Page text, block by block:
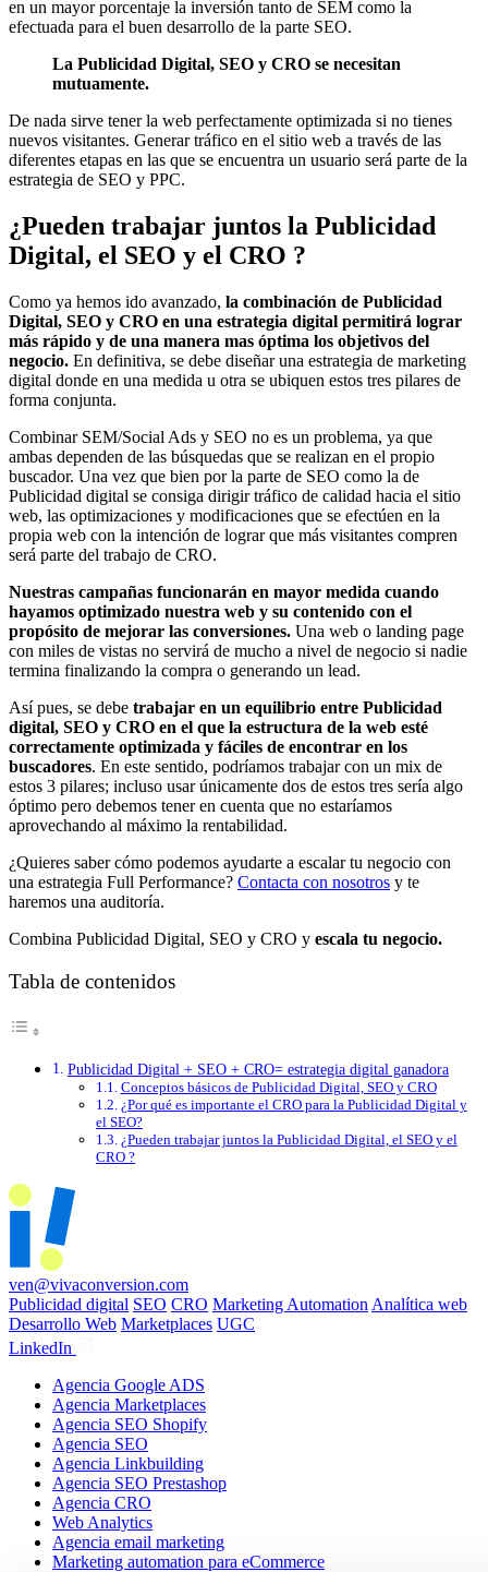
en un mayor porcentaje la inversión tanto de SEM como la
efectuada para el buen desarrollo de la parte SEO.
La Publicidad Digital, SEO y CRO se necesitan
mutuamente.
De nada sirve tener la web perfectamente optimizada si no tienes
nuevos visitantes. Generar tráfico en el sitio web a través de las
diferentes etapas en las que se encuentra un usuario será parte de la
estrategia de SEO y PPC.
¿Pueden trabajar juntos la Publicidad
Digital, el SEO y el CRO ?
Como ya hemos ido avanzado, la combinación de Publicidad
Digital, SEO y CRO en una estrategia digital permitirá lograr
más rápido y de una manera mas óptima los objetivos del
negocio. En definitiva, se debe diseñar una estrategia de marketing
digital donde en una medida u otra se ubiquen estos tres pilares de
forma conjunta.
Combinar SEM/Social Ads y SEO no es un problema, ya que
ambas dependen de las búsquedas que se realizan en el propio
buscador. Una vez que bien por la parte de SEO como la de
Publicidad digital se consiga dirigir tráfico de calidad hacia el sitio
web, las optimizaciones y modificaciones que se efectúen en la
propia web con la intención de lograr que más visitantes compren
será parte del trabajo de CRO.
Nuestras campañas funcionarán en mayor medida cuando
hayamos optimizado nuestra web y su contenido con el
propósito de mejorar las conversiones. Una web o landing page
con miles de vistas no servirá de mucho a nivel de negocio si nadie
termina finalizando la compra o generando un lead.
Así pues, se debe trabajar en un equilibrio entre Publicidad
digital, SEO y CRO en el que la estructura de la web esté
correctamente optimizada y fáciles de encontrar en los
buscadores. En este sentido, podríamos trabajar con un mix de
estos 3 pilares; incluso usar únicamente dos de estos tres sería algo
óptimo pero debemos tener en cuenta que no estaríamos
aprovechando al máximo la rentabilidad.
¿Quieres saber cómo podemos ayudarte a escalar tu negocio con
una estrategia Full Performance? Contacta con nosotros y te
haremos una auditoría.
Combina Publicidad Digital, SEO y CRO y escala tu negocio.
Tabla de contenidos
Publicidad Digital + SEO + CRO= estrategia digital ganadora
Conceptos básicos de Publicidad Digital, SEO y CRO
¿Por qué es importante el CRO para la Publicidad Digital y
el SEO?
¿Pueden trabajar juntos la Publicidad Digital, el SEO y el
CRO ?
ven@vivaconversion.com
Publicidad digital SEO CRO Marketing Automation Analítica web
Desarrollo Web Marketplaces UGC
LinkedIn
Agencia Google ADS
Agencia Marketplaces
Agencia SEO Shopify
Agencia SEO
Agencia Linkbuilding
Agencia SEO Prestashop
Agencia CRO
Web Analytics
Agencia email marketing
Marketing automation para eCommerce